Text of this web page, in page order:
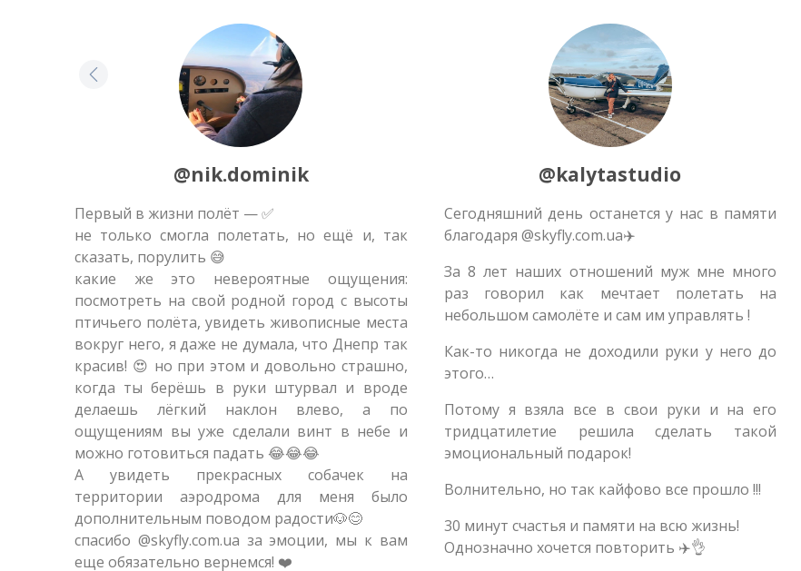
@nik.dominik
Первый в жизни полёт — ✅
не только смогла полетать, но ещё и, так
сказать, порулить 😅
какие же это невероятные ощущения:
посмотреть на свой родной город с высоты
птичьего полёта, увидеть живописные места
вокруг него, я даже не думала, что Днепр так
красив! 😍 но при этом и довольно страшно,
когда ты берёшь в руки штурвал и вроде
делаешь лёгкий наклон влево, а по
ощущениям вы уже сделали винт в небе и
можно готовиться падать 😂😂😂
А увидеть прекрасных собачек на
территории аэродрома для меня было
дополнительным поводом радости🐶😊
спасибо @skyfly.com.ua за эмоции, мы к вам
еще обязательно вернемся! ❤️
@kalytastudio
Сегодняшний день останется у нас в памяти
благодаря @skyfly.com.ua✈️
За 8 лет наших отношений муж мне много
раз говорил как мечтает полетать на
небольшом самолёте и сам им управлять !
Как-то никогда не доходили руки у него до
этого…
Потому я взяла все в свои руки и на его
тридцатилетие решила сделать такой
эмоциональный подарок!
Волнительно, но так кайфово все прошло !!!
30 минут счастья и памяти на всю жизнь!
Однозначно хочется повторить ✈️👌